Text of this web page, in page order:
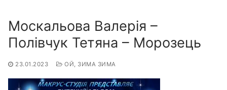
Москальова Валерія –
Полівчук Тетяна – Морозець
23.01.2023 ОЙ, ЗИМА ЗИМА